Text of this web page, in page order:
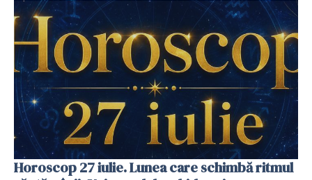
Horoscop 27 iulie. Lunea care schimbă ritmul